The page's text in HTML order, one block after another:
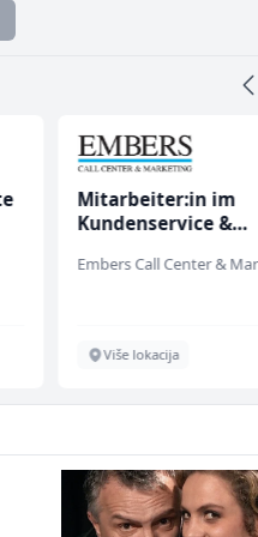
Mitarbeiter:in im
Kundenservice &
Više lokacija